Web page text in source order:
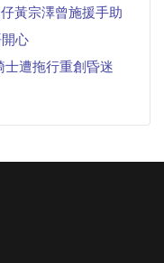
黃宗澤曾施援手助
心
遭拖行重創昏迷